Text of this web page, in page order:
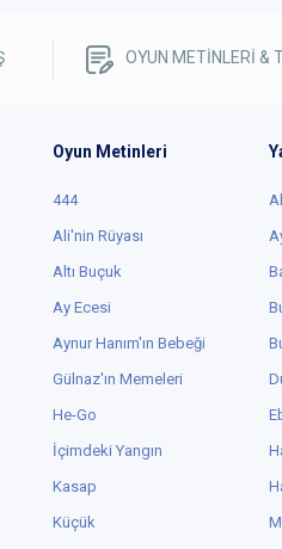
OYUN METİNLERİ &
Oyun Metinleri
444
Ali'nin Rüyası
Altı Buçuk
Ay Ecesi
Aynur Hanım'ın Bebeği
Gülnaz'ın Memeleri
He-Go
İçimdeki Yangın
Kasap
Küçük